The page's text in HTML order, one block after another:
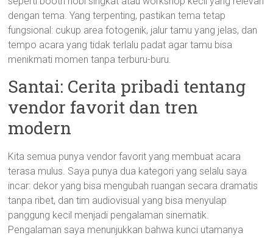
dengan tema. Yang terpenting, pastikan tema tetap
fungsional: cukup area fotogenik, jalur tamu yang jelas, dan
tempo acara yang tidak terlalu padat agar tamu bisa
menikmati momen tanpa terburu-buru.
Santai: Cerita pribadi tentang
vendor favorit dan tren
modern
Kita semua punya vendor favorit yang membuat acara
terasa mulus. Saya punya dua kategori yang selalu saya
incar: dekor yang bisa mengubah ruangan secara dramatis
tanpa ribet, dan tim audiovisual yang bisa menyulap
panggung kecil menjadi pengalaman sinematik.
Pengalaman saya menunjukkan bahwa kunci utamanya